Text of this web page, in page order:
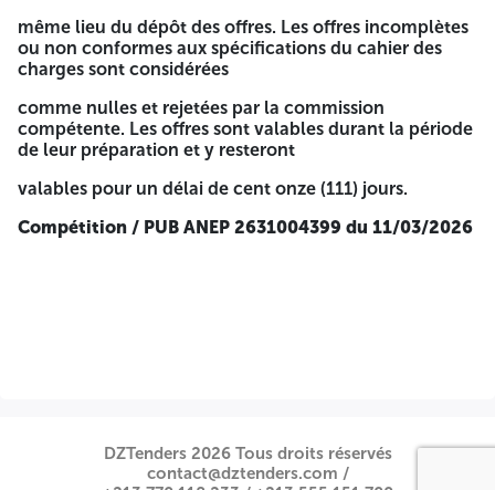
-Une mémoire technique justificatif, signé et daté.
-Planning de livraison, d'installation et de mise en
service des équipements, cacheté, signé et daté.
équipements cacheté, signé et daté.
- Engagement pour service après-vente cacheté, signé
et daté.
catalogues avec photos en couleur ou prospectus
détaillé pour chaque position
(E1), offres techniques (E2) et offres financières (E3)
seront contenues dans un anonyme (E4), sans aucune
inscription ou marque permettant l'identification du
même lieu du dépôt des offres. Les offres incomplètes
ou non conformes aux spécifications du cahier des
charges sont considérées
comme nulles et rejetées par la commission
compétente. Les offres sont valables durant la période
de leur préparation et y resteront
valables pour un délai de cent onze (111) jours.
Compétition / PUB ANEP 2631004399 du 11/03/2026
DZTenders 2026 Tous droits réservés
contact@dztenders.com /